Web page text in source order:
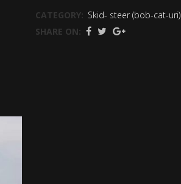
CATEGORY: Skid- steer (bob-cat-uri)
SHARE ON: